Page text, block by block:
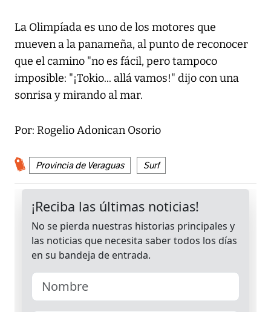
La Olimpíada es uno de los motores que
mueven a la panameña, al punto de reconocer
que el camino "no es fácil, pero tampoco
imposible: "¡Tokio... allá vamos!" dijo con una
sonrisa y mirando al mar.
Por: Rogelio Adonican Osorio
Provincia de Veraguas Surf